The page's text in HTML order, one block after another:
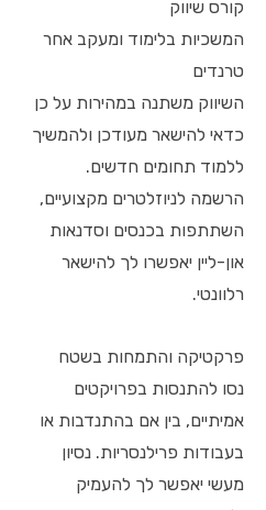
קורס שיווק
המשכיות בלימוד ומעקב אחר
טרנדים
השיווק משתנה במהירות על כן
כדאי להישאר מעודכן ולהמשיך
ללמוד תחומים חדשים.
הרשמה לניוזלטרים מקצועיים,
השתתפות בכנסים וסדנאות
און-ליין יאפשרו לך להישאר
רלוונטי.
פרקטיקה והתמחות בשטח
נסו להתנסות בפרויקטים
אמיתיים, בין אם בהתנדבות או
בעבודות פרילנסריות. נסיון
מעשי יאפשר לך להעמיק